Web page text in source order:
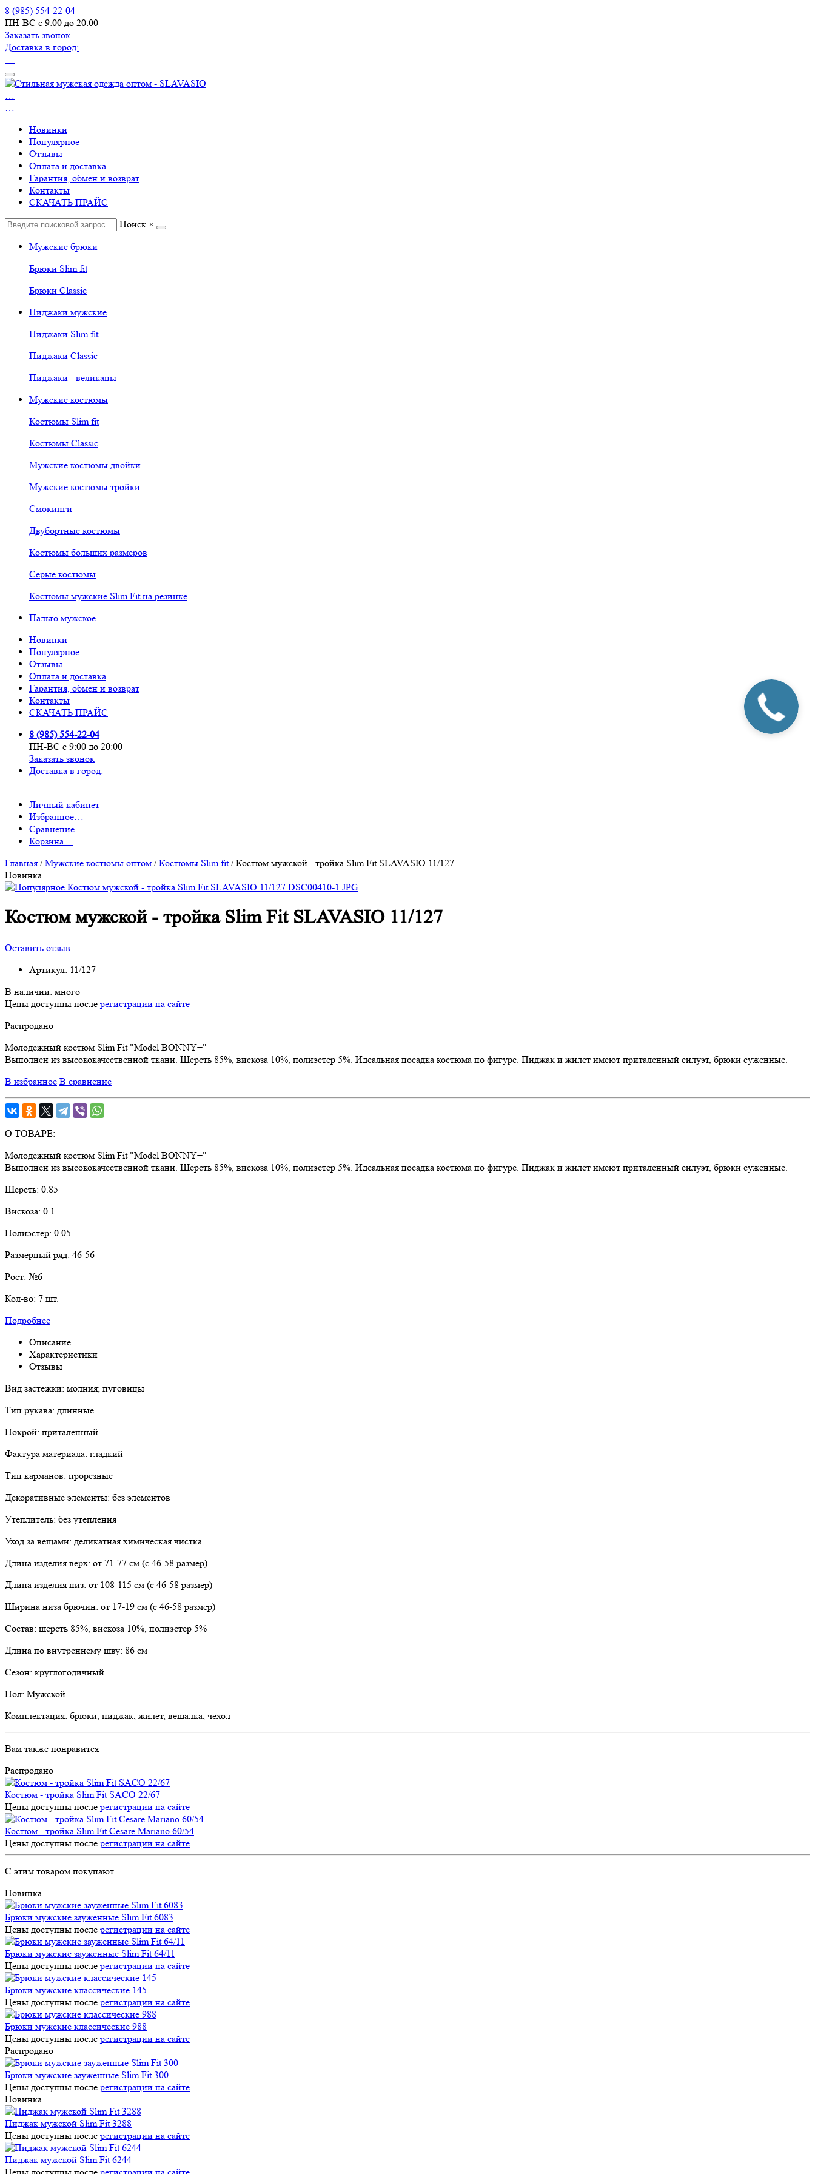
8 (985) 554-22-04
ПН-ВС с 9:00 до 20:00
Заказать звонок
Доставка в город:
…
…
…
Новинки
Популярное
Отзывы
Оплата и доставка
Гарантия, обмен и возврат
Контакты
СКАЧАТЬ ПРАЙС
Поиск ×
Мужские брюки
Брюки Slim fit
Брюки Classic
Пиджаки мужские
Пиджаки Slim fit
Пиджаки Classic
Пиджаки - великаны
Мужские костюмы
Костюмы Slim fit
Костюмы Classic
Мужские костюмы двойки
Мужские костюмы тройки
Смокинги
Двубортные костюмы
Костюмы больших размеров
Серые костюмы
Костюмы мужские Slim Fit на резинке
Пальто мужское
Новинки
Популярное
Отзывы
Оплата и доставка
Гарантия, обмен и возврат
Контакты
СКАЧАТЬ ПРАЙС
8 (985) 554-22-04
ПН-ВС с 9:00 до 20:00
Заказать звонок
Доставка в город:
…
Личный кабинет
Избранное…
Сравнение…
Корзина…
Главная /Мужские костюмы оптом /Костюмы Slim fit/Костюм мужской - тройка Slim Fit SLAVASIO 11/127
Новинка
Костюм мужской - тройка Slim Fit SLAVASIO 11/127
Оставить отзыв
Артикул: 11/127
В наличии: много
Цены доступны после регистрации на сайте
Распродано
Молодежный костюм Slim Fit "Model BONNY+"
Выполнен из высококачественной ткани. Шерсть 85%, вискоза 10%, полиэстер 5%. Идеальная посадка костюма по фигуре. Пиджак и жилет имеют приталенный силуэт, брюки суженные.
В избранное В сравнение
О ТОВАРЕ:
Молодежный костюм Slim Fit "Model BONNY+"
Выполнен из высококачественной ткани. Шерсть 85%, вискоза 10%, полиэстер 5%. Идеальная посадка костюма по фигуре. Пиджак и жилет имеют приталенный силуэт, брюки суженные.
Шерсть: 0.85
Вискоза: 0.1
Полиэстер: 0.05
Размерный ряд: 46-56
Рост: №6
Кол-во: 7 шт.
Подробнее
Описание
Характеристики
Отзывы
Вид застежки: молния; пуговицы
Тип рукава: длинные
Покрой: приталенный
Фактура материала: гладкий
Тип карманов: прорезные
Декоративные элементы: без элементов
Утеплитель: без утепления
Уход за вещами: деликатная химическая чистка
Длина изделия верх: от 71-77 см (с 46-58 размер)
Длина изделия низ: от 108-115 см (с 46-58 размер)
Ширина низа брючин: от 17-19 см (с 46-58 размер)
Состав: шерсть 85%, вискоза 10%, полиэстер 5%
Длина по внутреннему шву: 86 см
Сезон: круглогодичный
Пол: Мужской
Комплектация: брюки, пиджак, жилет, вешалка, чехол
Вам также понравится
Распродано
Костюм - тройка Slim Fit SACO 22/67
Цены доступны после регистрации на сайте
Костюм - тройка Slim Fit Cesare Mariano 60/54
Цены доступны после регистрации на сайте
С этим товаром покупают
Новинка
Брюки мужские зауженные Slim Fit 6083
Цены доступны после регистрации на сайте
Брюки мужские зауженные Slim Fit 64/11
Цены доступны после регистрации на сайте
Брюки мужские классические 145
Цены доступны после регистрации на сайте
Брюки мужские классические 988
Цены доступны после регистрации на сайте
Распродано
Брюки мужские зауженные Slim Fit 300
Цены доступны после регистрации на сайте
Новинка
Пиджак мужской Slim Fit 3288
Цены доступны после регистрации на сайте
Пиджак мужской Slim Fit 6244